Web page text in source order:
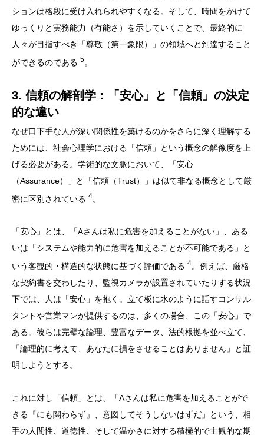
ションは格段に受け入れられやすくなる。そして、時間をかけて
ゆっくりと実務能力（有能さ）を示していくことで、最終的に
人々が目指すべき「尊敬（第一象限）」の領域へと到達すること
ができるのである 5。
3. 信頼の解剖学：「安心」と「信頼」の決定
的な違い
なぜ口下手な人が深い関係性を築けるのかをさらに深く理解する
ためには、社会心理学における「信頼」という概念の解像度を上
げる必要がある。学術的な文脈において、「安心
（Assurance）」と「信頼（Trust）」は似て非なる概念として厳
密に区別されている 4。
「安心」とは、「Aさんは私に危害を加えることがない」、ある
いは「システムや能力的に危害を加えることが不可能である」と
いう客観的・構造的な状態に基づく評価である 4。例えば、厳格
な契約書を交わしたり、監視カメラが設置されていたりする状況
下では、人は「安心」を抱く。立て板に水のように話すコンサル
タントや営業マンが提供するのは、多くの場合、この「安心」で
ある。彼らは完璧な論理、豊富なデータ、法的根拠を並べ立て、
「論理的に考えて、あなたに損をさせることはありません」と証
明しようとする。
これに対し「信頼」とは、「Aさんは私に危害を加えることがで
きる『にも関わらず』、意図してそうしないはずだ」という、相
手の人間性、道徳性、そして温かさに対する積極的で主観的な期